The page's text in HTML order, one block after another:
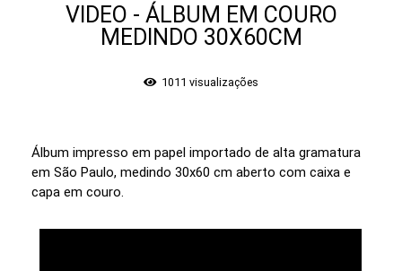
VIDEO - ÁLBUM EM COURO
MEDINDO 30X60CM
1011 visualizações
Álbum impresso em papel importado de alta gramatura
em São Paulo, medindo 30x60 cm aberto com caixa e
capa em couro.